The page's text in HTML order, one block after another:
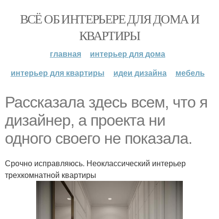
ВСЁ ОБ ИНТЕРЬЕРЕ ДЛЯ ДОМА И
КВАРТИРЫ
главная
интерьер для дома
интерьер для квартиры
идеи дизайна мебель
Рассказала здесь всем, что я
дизайнер, а проекта ни
одного своего не показала.
Срочно исправляюсь. Неоклассический интерьер
трехкомнатной квартиры